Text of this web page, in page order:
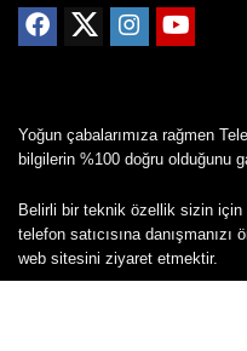
Yoğun çabalarımıza rağmen
bilgilerin %100 doğru olduğunu
Belirli bir teknik özellik sizin
telefon satıcısına
web sitesini ziyaret etmektir.